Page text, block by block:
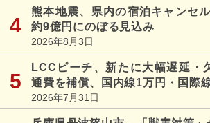
熊本地震、県内の宿泊キャンセ
約9億円にのぼる見込み
2026年8月3日
LCCピーチ、新たに大幅遅延・
通費を補償、国内線1万円・国際
2026年7月31日